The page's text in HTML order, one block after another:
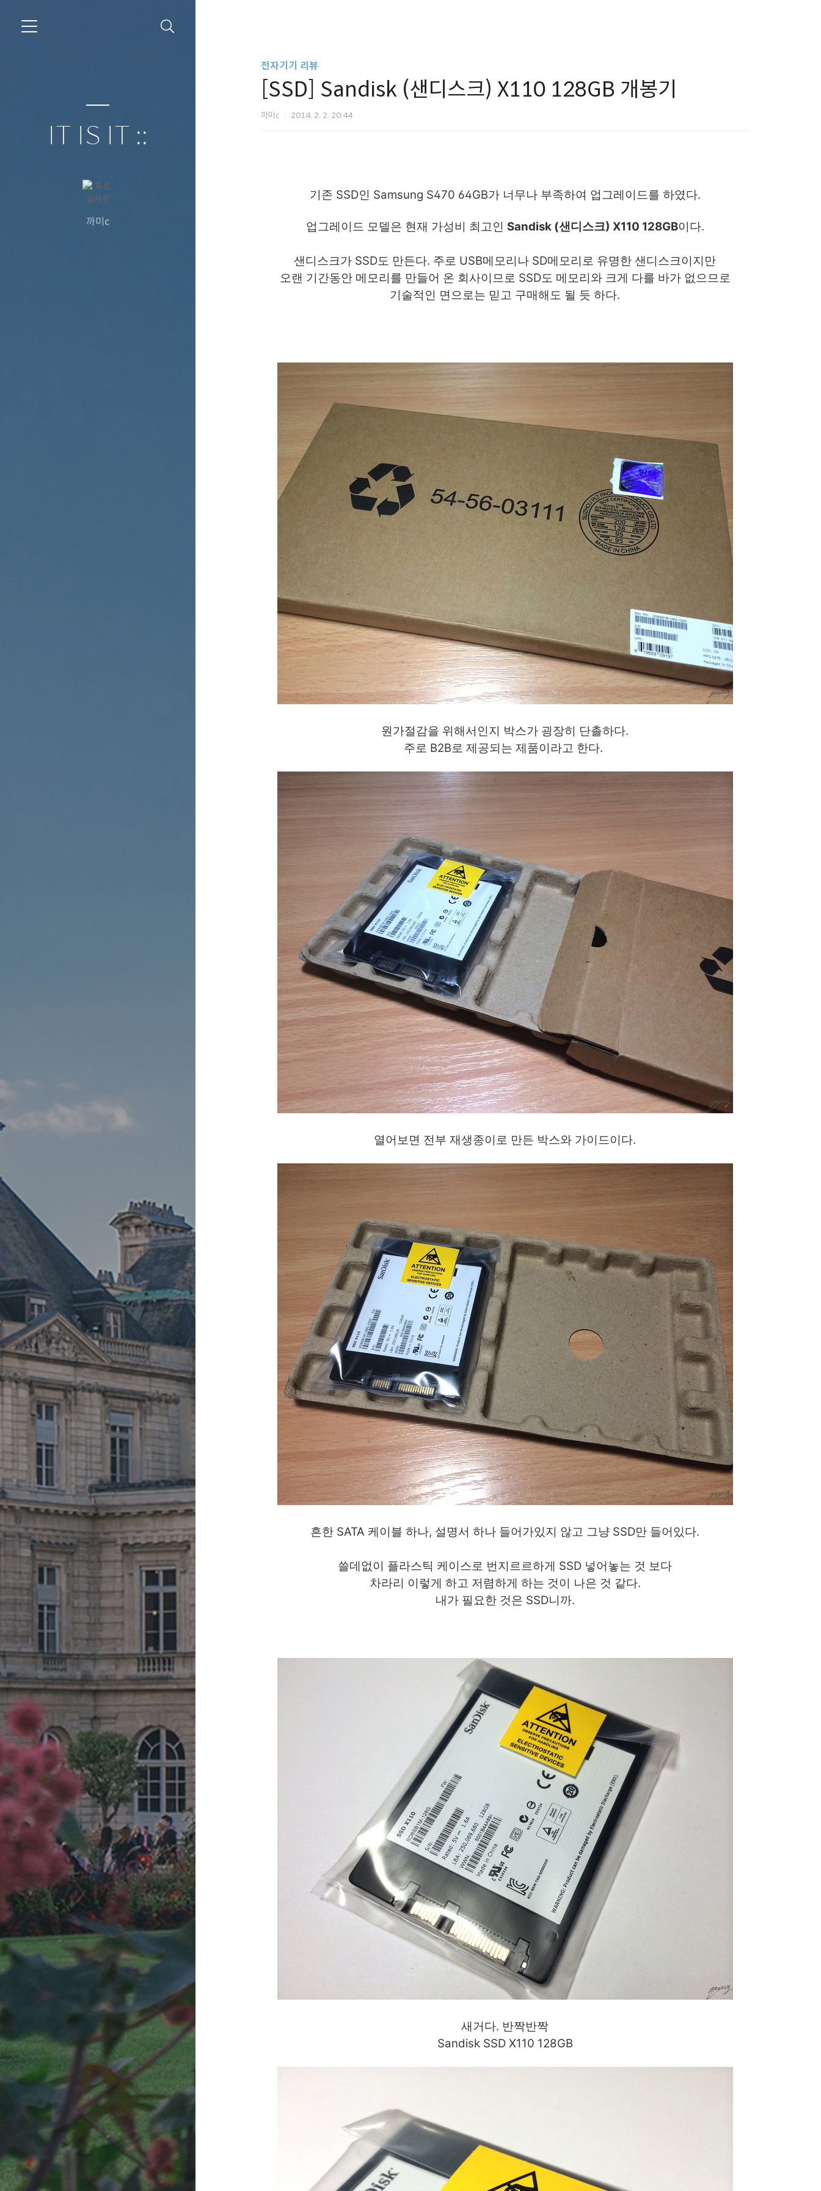
IT IS IT ::
까미c
전자기기 리뷰
[SSD] Sandisk (샌디스크) X110 128GB 개봉기
까미c 2014. 2. 2. 20:44
기존 SSD인 Samsung S470 64GB가 너무나 부족하여 업그레이드를 하였다.
업그레이드 모델은 현재 가성비 최고인 Sandisk (샌디스크) X110 128GB이다.
샌디스크가 SSD도 만든다. 주로 USB메모리나 SD메모리로 유명한 샌디스크이지만
오랜 기간동안 메모리를 만들어 온 회사이므로 SSD도 메모리와 크게 다를 바가 없으므로
기술적인 면으로는 믿고 구매해도 될 듯 하다.
원가절감을 위해서인지 박스가 굉장히 단촐하다.
주로 B2B로 제공되는 제품이라고 한다.
열어보면 전부 재생종이로 만든 박스와 가이드이다.
흔한 SATA 케이블 하나, 설명서 하나 들어가있지 않고 그냥 SSD만 들어있다.
쓸데없이 플라스틱 케이스로 번지르르하게 SSD 넣어놓는 것 보다
차라리 이렇게 하고 저렴하게 하는 것이 나은 것 같다.
내가 필요한 것은 SSD니까.
새거다. 반짝반짝
Sandisk SSD X110 128GB